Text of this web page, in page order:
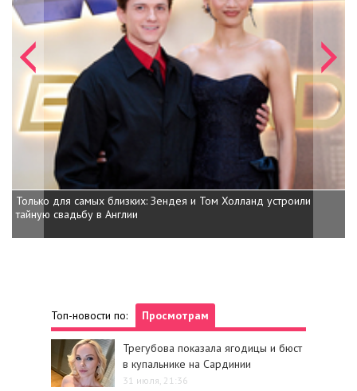
Только для самых близких: Зендея и Том Холланд устроили
тайную свадьбу в Англии
Топ-новости по: Просмотрам
Трегубова показала ягодицы и бюст
в купальнике на Сардинии
31 июля, 21:36